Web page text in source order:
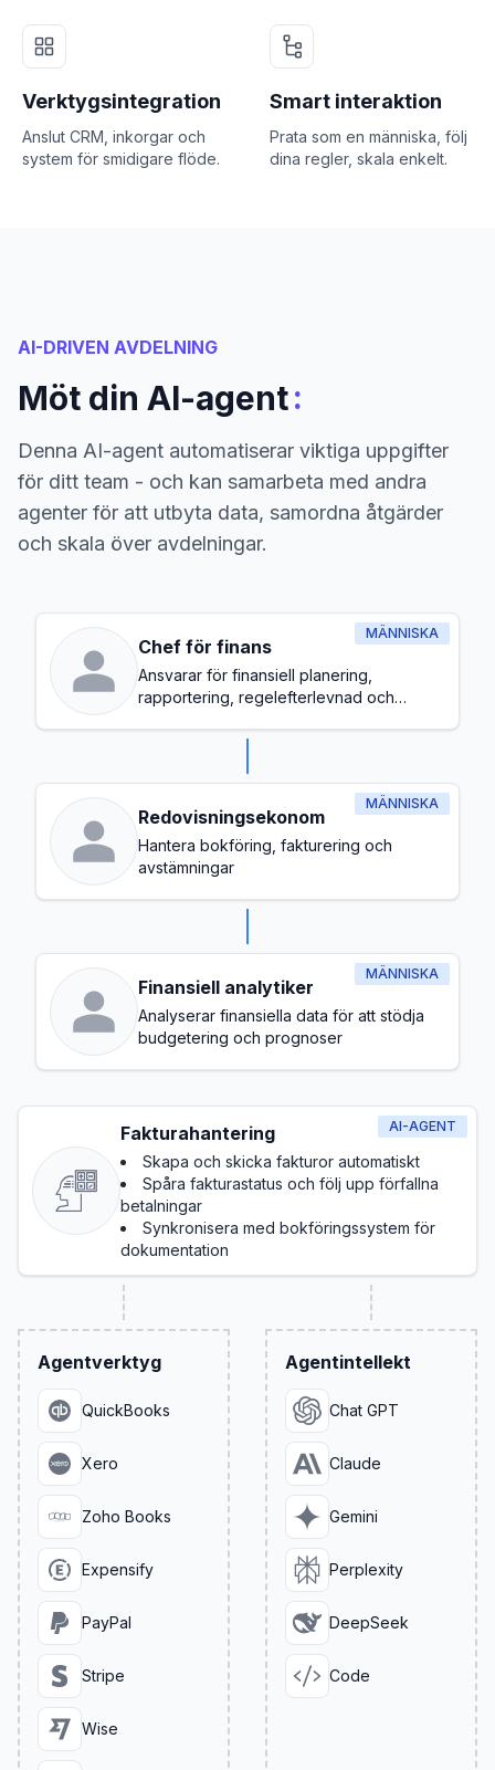
Verktygsintegration
Anslut CRM, inkorgar och
system för smidigare flöde.
Smart interaktion
Prata som en människa, följ
dina regler, skala enkelt.
AI-DRIVEN AVDELNING
Möt din AI-agent:
Denna AI-agent automatiserar viktiga uppgifter
för ditt team - och kan samarbeta med andra
agenter för att utbyta data, samordna åtgärder
och skala över avdelningar.
MÄNNISKA
Chef för finans
Ansvarar för finansiell planering,
rapportering, regelefterlevnad och
MÄNNISKA
Redovisningsekonom
Hantera bokföring, fakturering och
avstämningar
MÄNNISKA
Finansiell analytiker
Analyserar finansiella data för att stödja
budgetering och prognoser
AI-AGENT
Fakturahantering
Skapa och skicka fakturor automatiskt
Spåra fakturastatus och följ upp förfallna
betalningar
Synkronisera med bokföringssystem för
dokumentation
Agentverktyg
QuickBooks
Xero
Zoho Books
Expensify
PayPal
Stripe
Wise
Agentintellekt
Chat GPT
Claude
Gemini
Perplexity
DeepSeek
Code